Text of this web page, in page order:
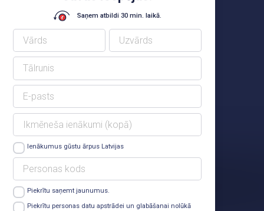
Saņem atbildi 30 min. laikā.
Ienākumus gūstu ārpus Latvijas
Piekrītu saņemt jaunumus.
Piekrītu personas datu apstrādei un glabāšanai nolūkā